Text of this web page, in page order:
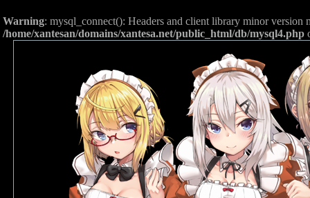
Warning: mysql_connect(): Headers and client library minor
/home/xantesan/domains/xantesa.net/public_html/db/mysql4.php